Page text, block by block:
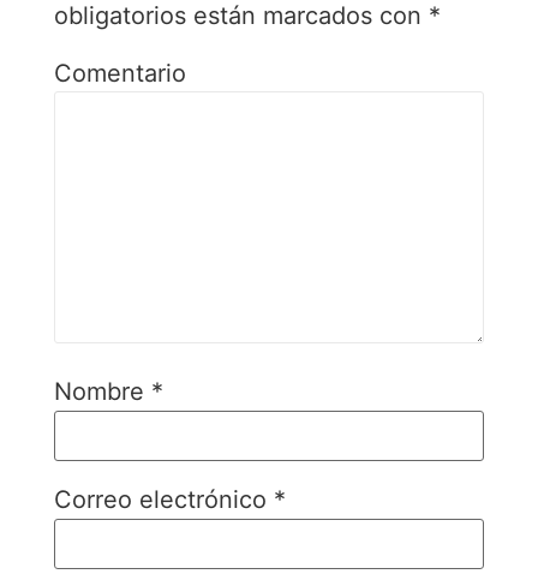
obligatorios están marcados con *
Comentario
Nombre *
Correo electrónico *